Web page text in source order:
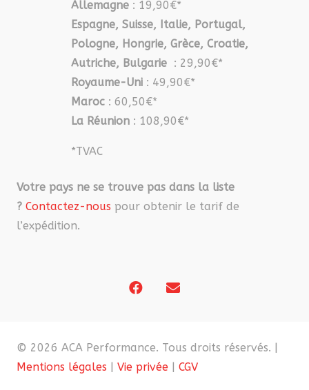
Allemagne : 19,90€*
Espagne, Suisse, Italie, Portugal,
Pologne, Hongrie, Grèce, Croatie,
Autriche, Bulgarie : 29,90€*
Royaume-Uni : 49,90€*
Maroc : 60,50€*
La Réunion : 108,90€*
*TVAC
Votre pays ne se trouve pas dans la liste
? Contactez-nous pour obtenir le tarif de
l’expédition.
© 2026 ACA Performance. Tous droits réservés. |
Mentions légales
Vie privée CGV